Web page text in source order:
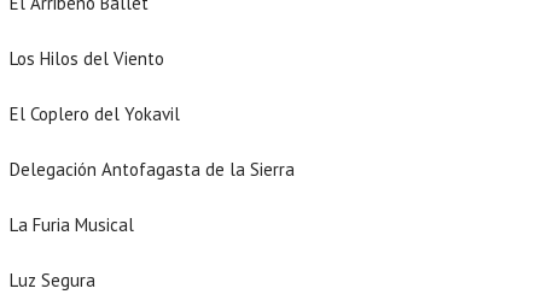
Los Hilos del Viento
El Coplero del Yokavil
Delegación Antofagasta de la Sierra
La Furia Musical
Luz Segura